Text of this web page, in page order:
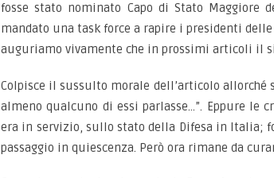
fosse stato nominato Capo di Stato Maggiore
mandato una task force a rapire i presidenti
auguriamo vivamente che in prossimi articoli il
Colpisce il sussulto morale dell’articolo
almeno qualcuno di essi parlasse…”. Eppure le
era in servizio, sullo stato della Difesa in Italia;
passaggio in quiescenza. Però ora rimane da